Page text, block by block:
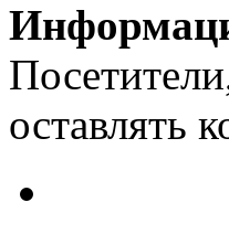
оставлять